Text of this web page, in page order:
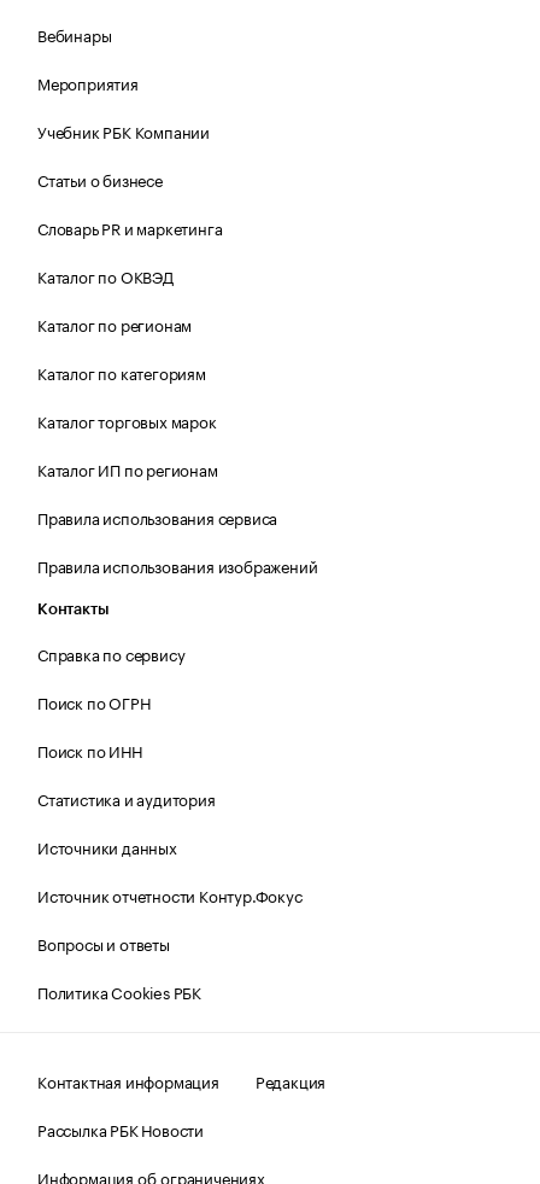
Вебинары
Мероприятия
Учебник РБК Компании
Статьи о бизнесе
Словарь PR и маркетинга
Каталог по ОКВЭД
Каталог по регионам
Каталог по категориям
Каталог торговых марок
Каталог ИП по регионам
Правила использования сервиса
Правила использования изображений
Контакты
Справка по сервису
Поиск по ОГРН
Поиск по ИНН
Статистика и аудитория
Источники данных
Источник отчетности Контур.Фокус
Вопросы и ответы
Политика Cookies РБК
Контактная информация
Редакция
Рассылка РБК Новости
Информация об ограничениях